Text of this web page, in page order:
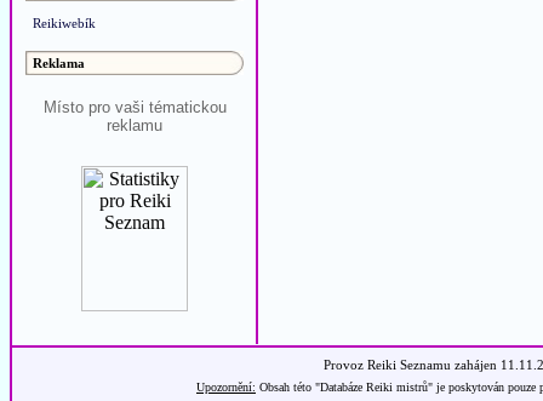
Reikiwebík
Reklama
Místo pro vaši tématickou
reklamu
Provoz Reiki Seznamu zahájen
Upozornění: Obsah této "Databáze Reiki mistrů" je poskytován